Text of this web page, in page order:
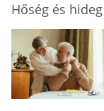
Hőség és